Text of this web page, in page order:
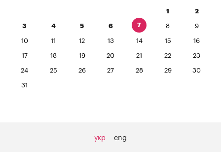
1 2
3 4 5 6 7 8 9
10 11 12 13 14 15 16
17 18 19 20 21 22 23
24 25 26 27 28 29 30
31
укр eng